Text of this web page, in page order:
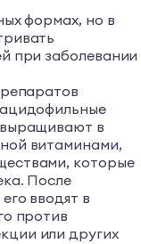
формах, но в
при заболевании
в
витаминами,
которые
После
вводят в
против
или других